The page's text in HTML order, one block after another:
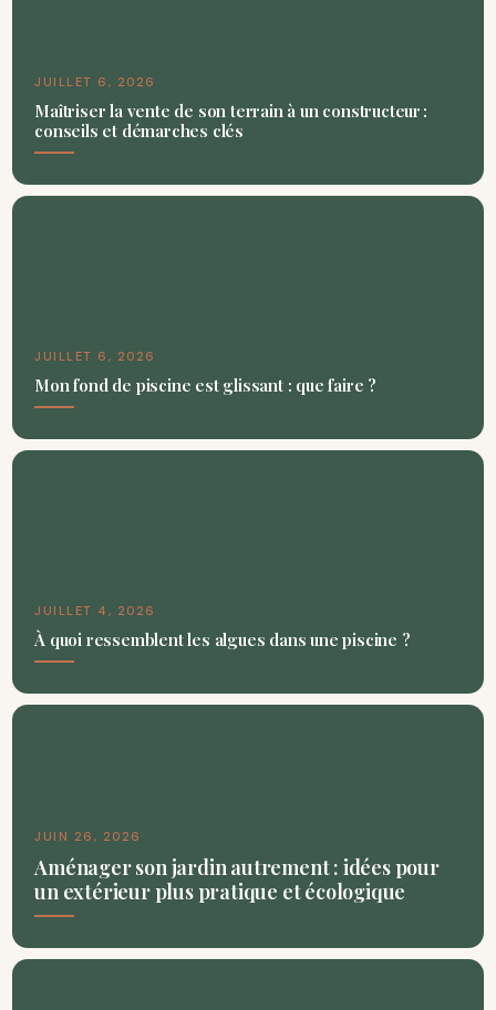
JUILLET 6, 2026
Maîtriser la vente de son terrain à un constructeur :
conseils et démarches clés
JUILLET 6, 2026
Mon fond de piscine est glissant : que faire ?
JUILLET 4, 2026
À quoi ressemblent les algues dans une piscine ?
JUIN 26, 2026
Aménager son jardin autrement : idées pour
un extérieur plus pratique et écologique